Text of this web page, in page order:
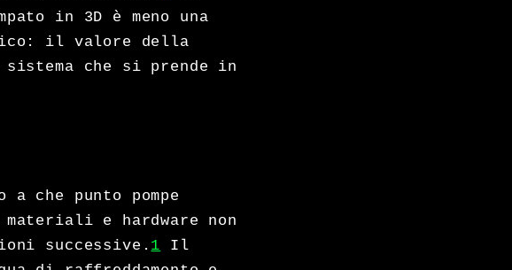
in 3D è meno una
il valore della
che si prende in
a che punto pompe
e hardware non
successive. 1 Il